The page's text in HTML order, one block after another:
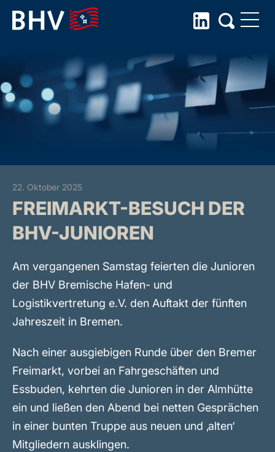
the
content
22. Oktober 2025
FREIMARKT-BESUCH DER
BHV-JUNIOREN
Am vergangenen Samstag feierten die Junioren
der BHV Bremische Hafen- und
Logistikvertretung e.V. den Auftakt der fünften
Jahreszeit in Bremen.
Nach einer ausgiebigen Runde über den Bremer
Freimarkt, vorbei an Fahrgeschäften und
Essbuden, kehrten die Junioren in der Almhütte
ein und ließen den Abend bei netten Gesprächen
in einer bunten Truppe aus neuen und ‚alten‘
Mitgliedern ausklingen.